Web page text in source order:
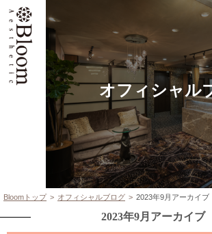
オフィシャル
Bloomトップ オフィシャルブログ 2023年9月アーカイブ
2023年9月アーカイブ